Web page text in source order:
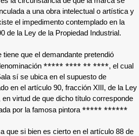
a una obra intelectual o artística y
el impedimento contemplado en la
de la Ley de la Propiedad Industrial.
que el demandante pretendió
***** **** ** ****, el cual
sí se ubica en el supuesto de
en el artículo 90, fracción XIII, de la Ley
virtud de que dicho título corresponde
por la famosa pintora ***** ******
que si bien es cierto en el artículo 88 de